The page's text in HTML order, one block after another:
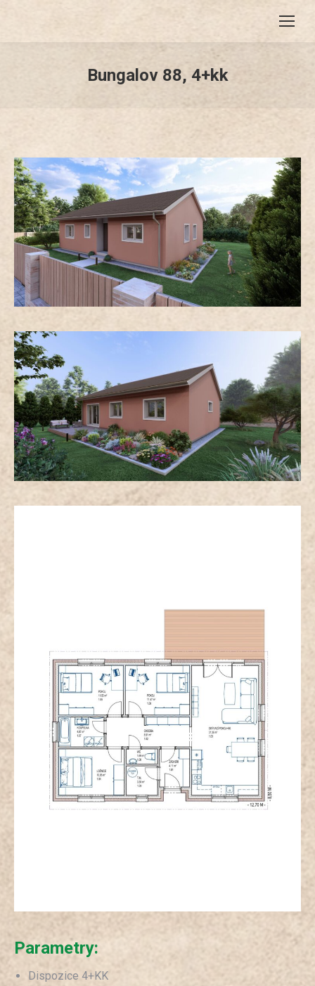
Bungalov 88, 4+kk
Parametry:
Dispozice 4+KK